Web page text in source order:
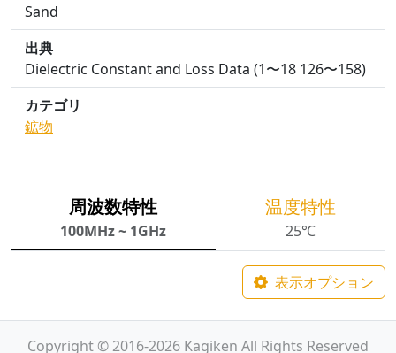
Sand
出典
Dielectric Constant and Loss Data (1〜18 126〜158)
カテゴリ
鉱物
周波数特性
100MHz ~ 1GHz
温度特性
25℃
表示オプション
Copyright © 2016-2026 Kagiken All Rights Reserved